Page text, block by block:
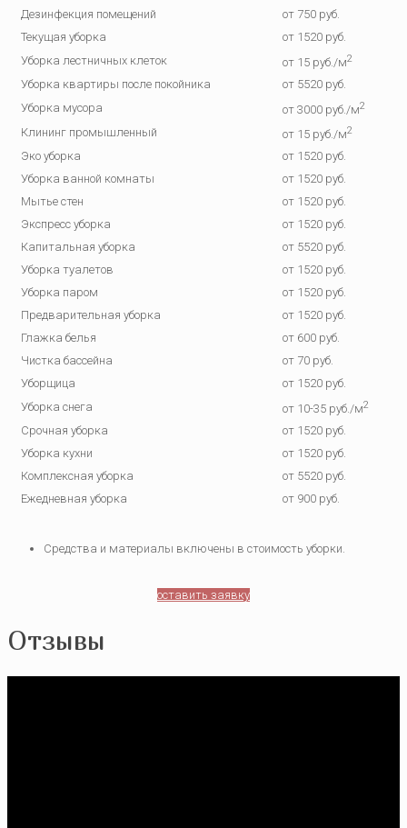
Дезинфекция помещений
от 750 руб.
Текущая уборка
от 1520 руб.
Уборка лестничных клеток
от 15 руб./м2
Уборка квартиры после покойника
от 5520 руб.
Уборка мусора
от 3000 руб./м2
Клининг промышленный от 15 руб./м2
Эко уборка
от 1520 руб.
Уборка ванной комнаты
от 1520 руб.
Мытье стен
от 1520 руб.
Экспресс уборка
от 1520 руб.
Капитальная уборка
от 5520 руб.
Уборка туалетов
от 1520 руб.
Уборка паром
от 1520 руб.
Предварительная уборка
от 1520 руб.
Глажка белья
от 600 руб.
Чистка бассейна
от 70 руб.
Уборщица
от 1520 руб.
Уборка снега
от 10-35 руб./м2
Срочная уборка
от 1520 руб.
Уборка кухни
от 1520 руб.
Комплексная уборка
от 5520 руб.
Ежедневная уборка
от 900 руб.
Средства и материалы включены в стоимость уборки.
оставить заявку
Отзывы